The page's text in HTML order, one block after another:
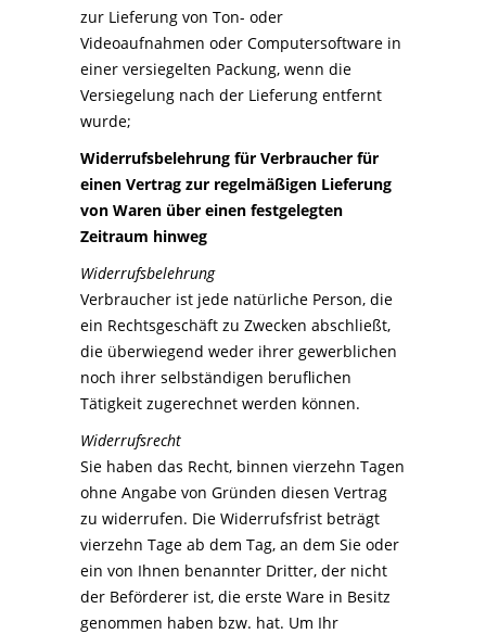
zur Lieferung von Ton- oder
Videoaufnahmen oder Computersoftware in
einer versiegelten Packung, wenn die
Versiegelung nach der Lieferung entfernt
wurde;
Widerrufsbelehrung für Verbraucher für
einen Vertrag zur regelmäßigen Lieferung
von Waren über einen festgelegten
Zeitraum hinweg
Widerrufsbelehrung
Verbraucher ist jede natürliche Person, die
ein Rechtsgeschäft zu Zwecken abschließt,
die überwiegend weder ihrer gewerblichen
noch ihrer selbständigen beruflichen
Tätigkeit zugerechnet werden können.
Widerrufsrecht
Sie haben das Recht, binnen vierzehn Tagen
ohne Angabe von Gründen diesen Vertrag
zu widerrufen. Die Widerrufsfrist beträgt
vierzehn Tage ab dem Tag, an dem Sie oder
ein von Ihnen benannter Dritter, der nicht
der Beförderer ist, die erste Ware in Besitz
genommen haben bzw. hat. Um Ihr